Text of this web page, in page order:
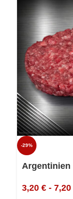
-29%
Argentinien
3,20 € - 7,20